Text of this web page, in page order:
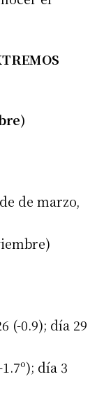
de marzo,
(-0.9); día 29
día 3